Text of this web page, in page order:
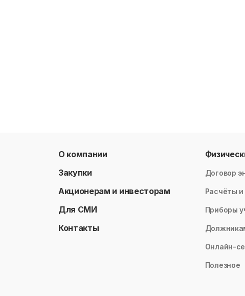
О компании
Закупки
Акционерам и инвесторам
Для СМИ
Контакты
Договор
Расчёты и
Приборы
Онлайн-
Полезное